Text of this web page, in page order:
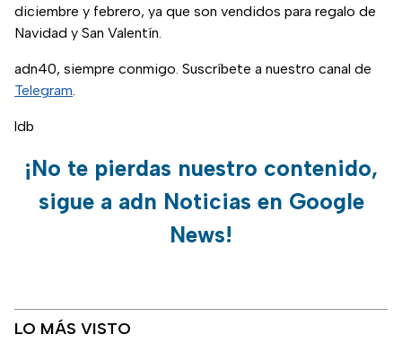
diciembre y febrero, ya que son vendidos para regalo de
Navidad y San Valentín.
adn40, siempre conmigo. Suscríbete a nuestro canal de
Telegram.
ldb
¡No te pierdas nuestro contenido,
sigue a adn Noticias en Google
News!
LO MÁS VISTO